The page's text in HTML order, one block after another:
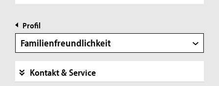
Profil
Familienfreundlichkeit
Kontakt & Service